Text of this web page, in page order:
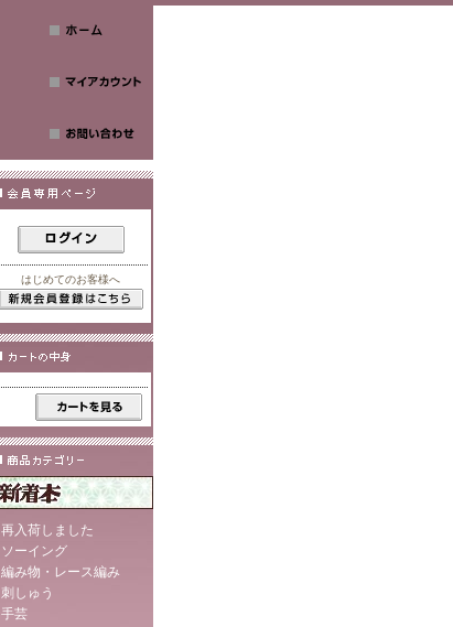
はじめてのお客様へ
再入荷しました
ソーイング
編み物・レース編み
刺しゅう
手芸